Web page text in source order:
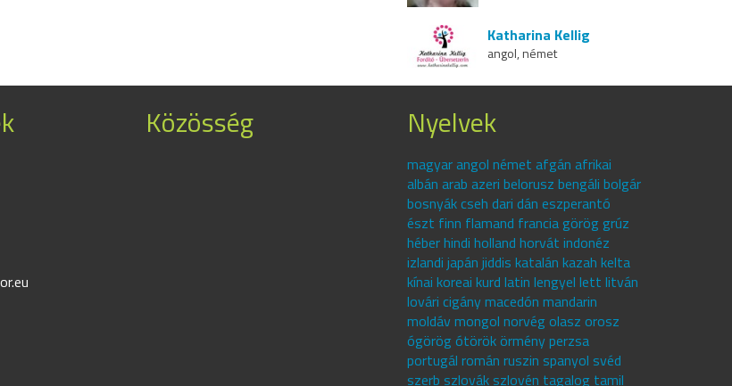
Katharina Kellig
angol, német
Közösség Nyelvek
magyar angol német afgán afrikai
albán arab azeri belorusz bengáli bolgár
bosnyák cseh dari dán eszperantó
észt finn flamand francia görög grúz
héber hindi holland horvát indonéz
izlandi japán jiddis katalán kazah kelta
kínai koreai kurd latin lengyel lett litván
lovári cigány macedón mandarin
moldáv mongol norvég olasz orosz
ógörög ótörök örmény perzsa
portugál román ruszin spanyol svéd
szerb szlovák szlovén tagalog tamil